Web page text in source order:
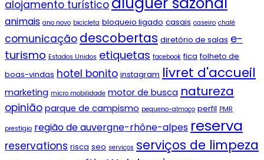
alojamento turístico
animais ano novo bicicleta bloqueio ligado casais caseiro chalé
comunicação descobertas diretório de salas e-
turismo Estados Unidos etiquetas facebook fica folheto de
boas-vindas hotel bonito instagram livret d'accueil
marketing micro mobilidade motor de busca natureza
opinião parque de campismo pequeno-almoço perfil PMR
prestígio região de auvergne-rhône-alpes reserva
reservations risca seo serviços serviços de limpeza